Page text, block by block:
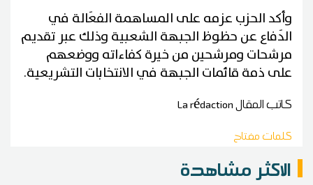
وأكد الحزب عزمه على المساهمة الفعَالة في
الدَفاع عن حظوظ الجبهة الشعبية وذلك عبر تقديم
مرشحات ومرشحين من خيرة كفاءاته ووضعهم
على ذمة قائمات الجبهة في الانتخابات التشريعية.
كاتب المقالLa rédaction
كلمات مفتاح
الاكثر مشاهدة